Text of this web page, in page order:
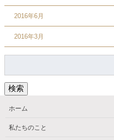
2016年6月
2016年3月
検索
ホーム
私たちのこと